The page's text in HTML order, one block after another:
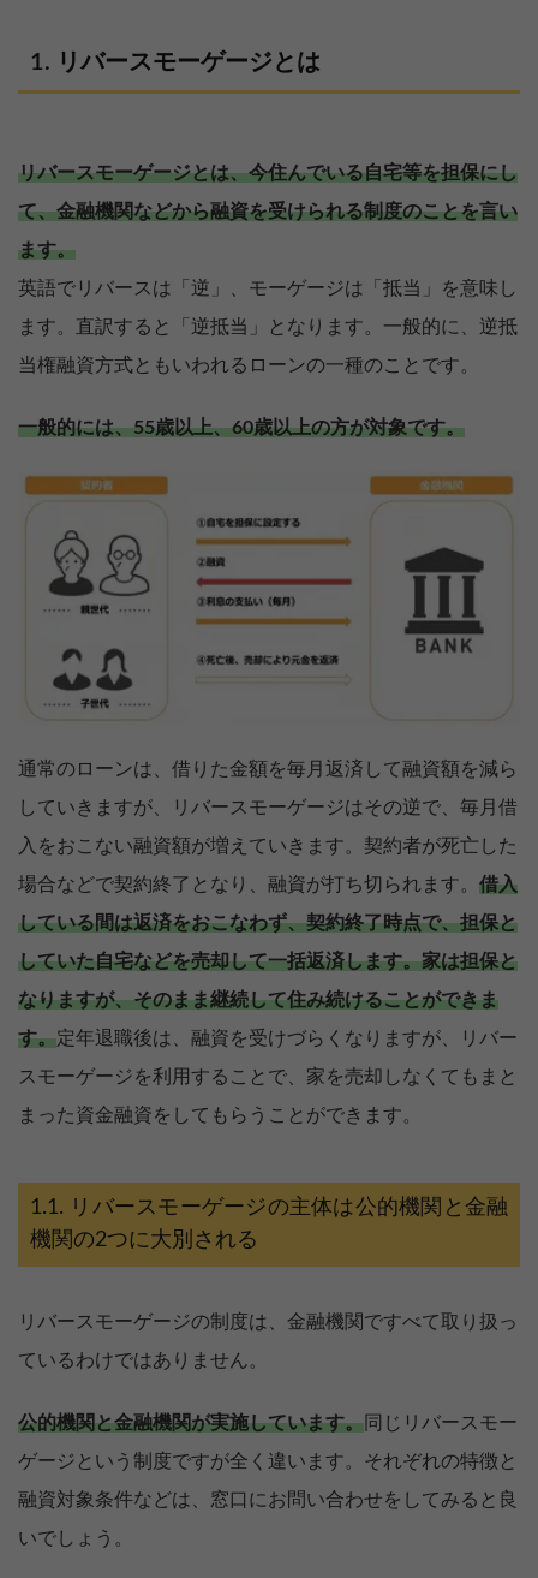
リバースモーゲージとは
リバースモーゲージとは、今住んでいる自宅等を担保にし
て、金融機関などから融資を受けられる制度のことを言い
ます。
英語でリバースは「逆」、モーゲージは「抵当」を意味し
ます。直訳すると「逆抵当」となります。一般的に、逆抵
当権融資方式ともいわれるローンの一種のことです。
一般的には、55歳以上、60歳以上の方が対象です。
通常のローンは、借りた金額を毎月返済して融資額を減ら
していきますが、リバースモーゲージはその逆で、毎月借
入をおこない融資額が増えていきます。契約者が死亡した
場合などで契約終了となり、融資が打ち切られます。 借入
している間は返済をおこなわず、契約終了時点で、担保と
していた自宅などを売却して一括返済します。家は担保と
なりますが、そのまま継続して住み続けることができま
す。定年退職後は、融資を受けづらくなりますが、リバー
スモーゲージを利用することで、家を売却しなくてもまと
まった資金融資をしてもらうことができます。
リバースモーゲージの主体は公的機関と金融
機関の2つに大別される
リバースモーゲージの制度は、金融機関ですべて取り扱っ
ているわけではありません。
公的機関と金融機関が実施しています。 同じリバースモー
ゲージという制度ですが全く違います。それぞれの特徴と
融資対象条件などは、窓口にお問い合わせをしてみると良
いでしょう。